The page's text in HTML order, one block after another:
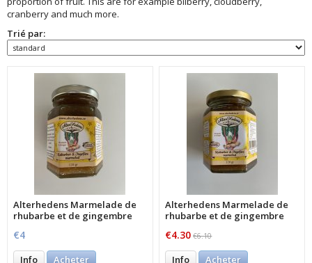
cranberry and much more.
Trié par:
Alterhedens Marmelade de
rhubarbe et de gingembre
€4
Info Acheter
Alterhedens Marmelade de
rhubarbe et de gingembre
€4.30 €6.10
Info Acheter